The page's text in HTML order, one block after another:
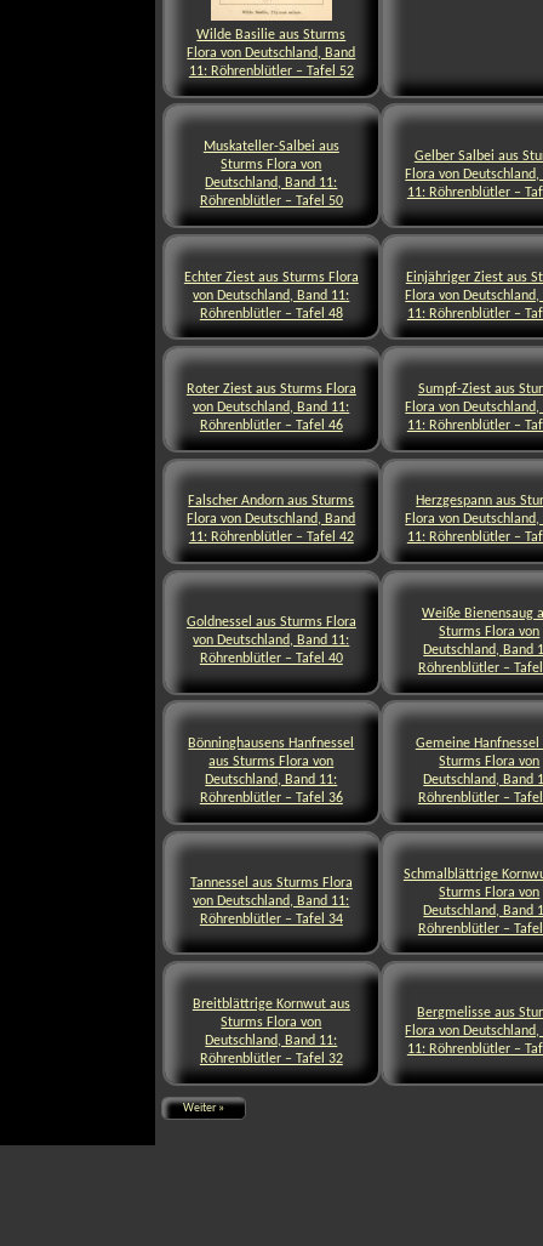
Wilde Basilie aus Sturms
Flora von Deutschland, Band
11: Röhrenblütler – Tafel 52
Muskateller-Salbei aus
Sturms Flora von
Deutschland, Band 11:
Röhrenblütler – Tafel 50
Gelber Salbei aus
Flora von Deutschland,
11: Röhrenblütler –
Echter Ziest aus Sturms Flora
von Deutschland, Band 11:
Röhrenblütler – Tafel 48
Einjähriger Ziest aus
Flora von Deutschland,
11: Röhrenblütler –
Roter Ziest aus Sturms Flora
von Deutschland, Band 11:
Röhrenblütler – Tafel 46
Sumpf-Ziest aus
Flora von Deutschland,
11: Röhrenblütler –
Falscher Andorn aus Sturms
Flora von Deutschland, Band
11: Röhrenblütler – Tafel 42
Herzgespann aus
Flora von Deutschland,
11: Röhrenblütler –
Goldnessel aus Sturms Flora
von Deutschland, Band 11:
Röhrenblütler – Tafel 40
Weiße Bienensaug
Sturms Flora von
Deutschland, Band
Röhrenblütler –
Bönninghausens Hanfnessel
aus Sturms Flora von
Deutschland, Band 11:
Röhrenblütler – Tafel 36
Gemeine Hanfnessel
Sturms Flora von
Deutschland, Band
Röhrenblütler –
Tannessel aus Sturms Flora
von Deutschland, Band 11:
Röhrenblütler – Tafel 34
Schmalblättrige
Sturms Flora von
Deutschland, Band
Röhrenblütler –
Breitblättrige Kornwut aus
Sturms Flora von
Deutschland, Band 11:
Röhrenblütler – Tafel 32
Bergmelisse aus
Flora von Deutschland,
11: Röhrenblütler –
Weiter »